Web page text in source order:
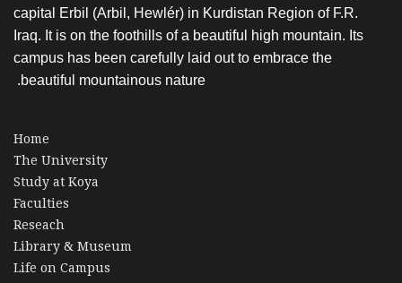
capital Erbil (Arbil, Hewlér) in Kurdistan Region of F.R.
Iraq. It is on the foothills of a beautiful high mountain. Its
campus has been carefully laid out to embrace the
beautiful mountainous nature.
Home
The University
Study at Koya
Faculties
Reseach
Library & Museum
Life on Campus